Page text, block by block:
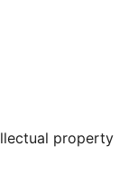
property